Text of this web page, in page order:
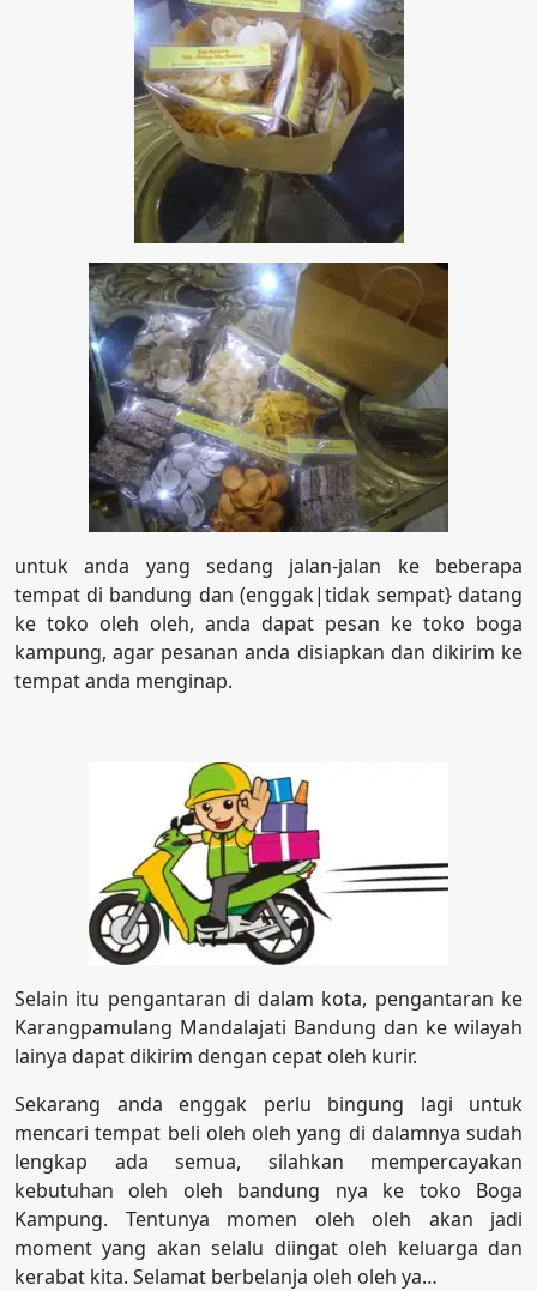
untuk anda yang sedang jalan-jalan ke beberapa
tempat di bandung dan (enggak|tidak sempat} datang
ke toko oleh oleh, anda dapat pesan ke toko boga
kampung, agar pesanan anda disiapkan dan dikirim ke
tempat anda menginap.
Selain itu pengantaran di dalam kota, pengantaran ke
Karangpamulang Mandalajati Bandung dan ke wilayah
lainya dapat dikirim dengan cepat oleh kurir.
Sekarang anda enggak perlu bingung lagi untuk
mencari tempat beli oleh oleh yang di dalamnya sudah
lengkap ada semua, silahkan mempercayakan
kebutuhan oleh oleh bandung nya ke toko Boga
Kampung. Tentunya momen oleh oleh akan jadi
moment yang akan selalu diingat oleh keluarga dan
kerabat kita. Selamat berbelanja oleh oleh ya…